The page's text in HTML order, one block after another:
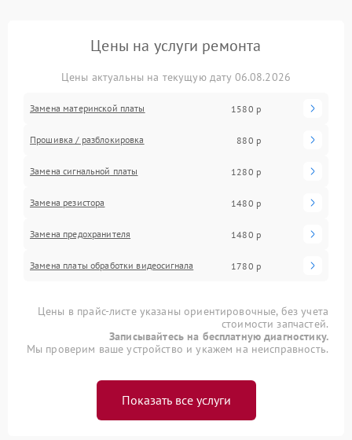
Цены на услуги ремонта
Цены актуальны на текущую дату 06.08.2026
Замена материнской платы 1580 р
Прошивка / разблокировка 880 р
Замена сигнальной платы 1280 р
Замена резистора 1480 р
Замена предохранителя 1480 р
Замена платы обработки видеосигнала 1780 р
Цены в прайс-листе указаны ориентировочные, без учета
стоимости запчастей.
Записывайтесь на бесплатную диагностику.
Мы проверим ваше устройство и укажем на неисправность.
Показать все услуги